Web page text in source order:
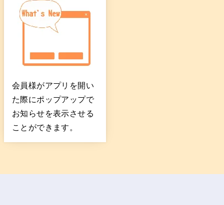
会員様がアプリを開い
た際にポップアップで
お知らせを表示させる
ことができます。